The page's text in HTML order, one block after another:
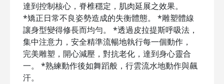
達到控制核心，脊椎穩定，肌肉延展之效果。
*矯正日常不良姿勢造成的失衡體態。 *雕塑體線
讓身型變得修長而均勻。 *透過皮拉提斯呼吸法，
集中注意力，安全精準流暢地執行每一個動作，
完美雕塑，開心減壓，對抗老化，達到身心靈合
一。 *熟練動作後如舞蹈般，行雲流水地動作與飆
汗。